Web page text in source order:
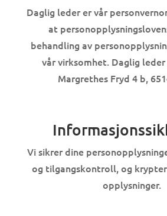
Daglig leder er vår
at
behandling av
vår virksomhet. Daglig
Margrethes Fryd 4 b,
Vi sikrer dine
og tilgangskontroll, og
opplysninger.